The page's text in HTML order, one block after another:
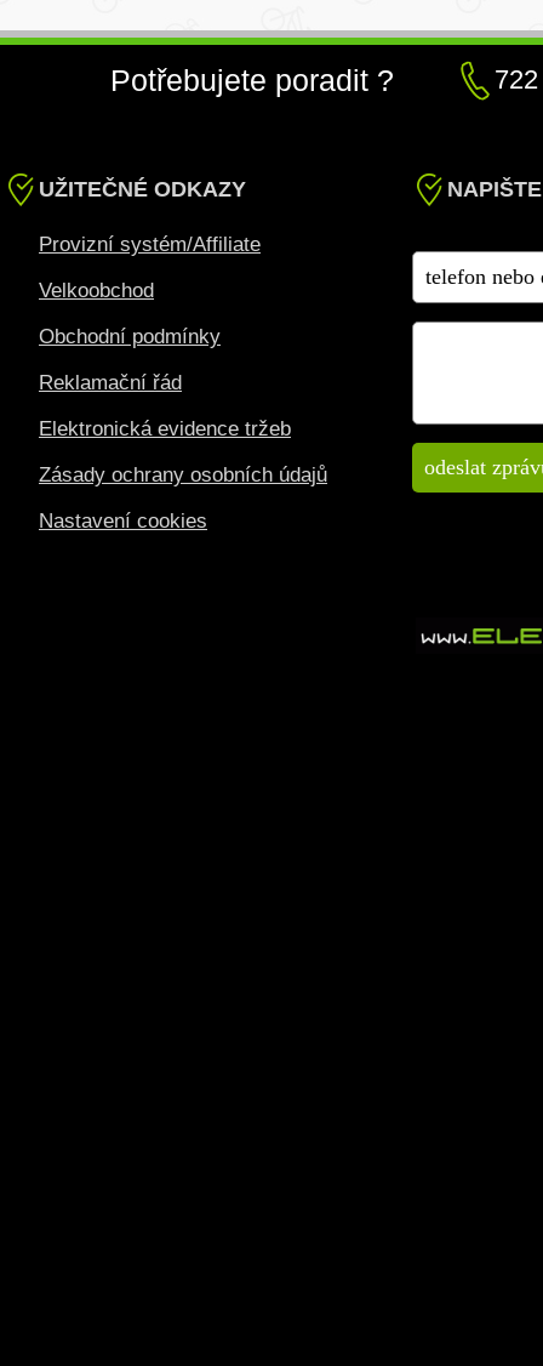
Potřebujete poradit ?
UŽITEČNÉ ODKAZY
Provizní systém/Affiliate
Velkoobchod
Obchodní podmínky
Reklamační řád
Elektronická evidence tržeb
Zásady ochrany osobních údajů
Nastavení cookies